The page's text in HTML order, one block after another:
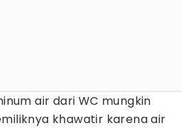
air dari WC mungkin
khawatir karena air